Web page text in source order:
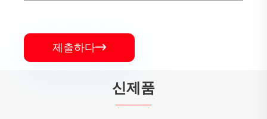
제출하다
신제품